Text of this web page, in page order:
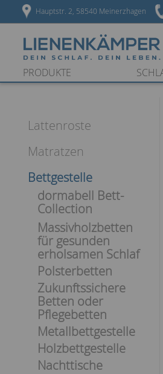
Hauptstr. 2, 58540 Meinerzhagen
PRODUKTE
Lattenroste
Matratzen
Bettgestelle
dormabell Bett-
Collection
Massivholzbetten
für gesunden
erholsamen Schlaf
Polsterbetten
Zukunftssichere
Betten oder
Pflegebetten
Metallbettgestelle
Holzbettgestelle
Nachttische